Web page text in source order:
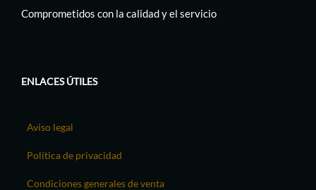
Comprometidos con la calidad y el servicio
ENLACES ÚTILES
Aviso legal
Política de privacidad
Condiciones generales de venta